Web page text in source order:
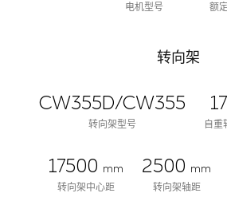
电机型号
额
转向架
CW355D/CW355
转向架型号
17
自重
17500 mm
转向架中心距
2500 mm
转向架轴距